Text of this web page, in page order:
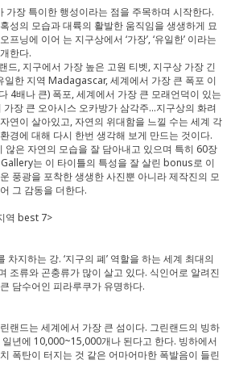
가장 특이한 행성이라는 점을 주목하며 시작한다.
성의 모습과 대륙의 활발한 움직임을 생생하게 묘
닝에 이어 는 지구상에서 ‘가장’, ‘유일한’ 이라는
한다.
드, 지구에서 가장 높은 고원 티벳, 지구상 가장 긴
일한 지역 Madagascar, 세계에서 가장 큰 폭포 이
4배나 큰) 폭포, 세계에서 가장 큰 모래언덕이 있는
장 큰 오아시스 오카방가 삼각주…지구상의 화려
연이 살아있고, 자연의 위대함을 느낄 수는 세계 각
경에 대해 다시 한번 생각해 보게 만드는 것이다.
않은 자연의 모습을 잘 담아내고 있으며 특히 60장
는 이 타이틀의 특성을 잘 살린 bonus로 이
풍광을 포착한 생생한 사진뿐 아니라 제작진의 모
그 감동을 더한다.
역 best 7>
차지하는 강. ‘지구의 폐’ 역할을 하는 세계 최대의
조류와 곤충류가 많이 살고 있다. 식인어로 알려진
담수어인 피라루쿠가 유명하다.
랜드는 세계에서 가장 큰 섬이다. 그린랜드의 빙하
년에 10,000~15,000개나 된다고 한다. 빙하에서
폭탄이 터지는 것 같은 어마어마한 폭발음이 들린